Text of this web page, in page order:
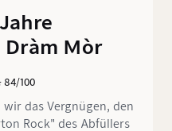
Dràm Mòr
84/100
das Vergnügen, den
Rock" des Abfüllers